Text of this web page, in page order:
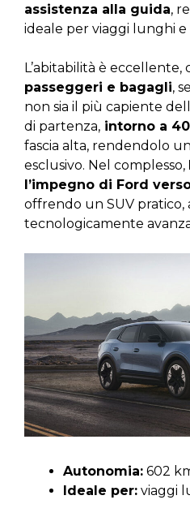
assistenza alla guida,
ideale per viaggi lunghi
L’abitabilità è eccellente,
passeggeri e bagagli,
non sia il più capiente
di partenza, intorno a
fascia alta, rendendolo
esclusivo. Nel complesso,
l’impegno di Ford
offrendo un SUV pratico,
tecnologicamente
Autonomia: 602
Ideale per: viaggi